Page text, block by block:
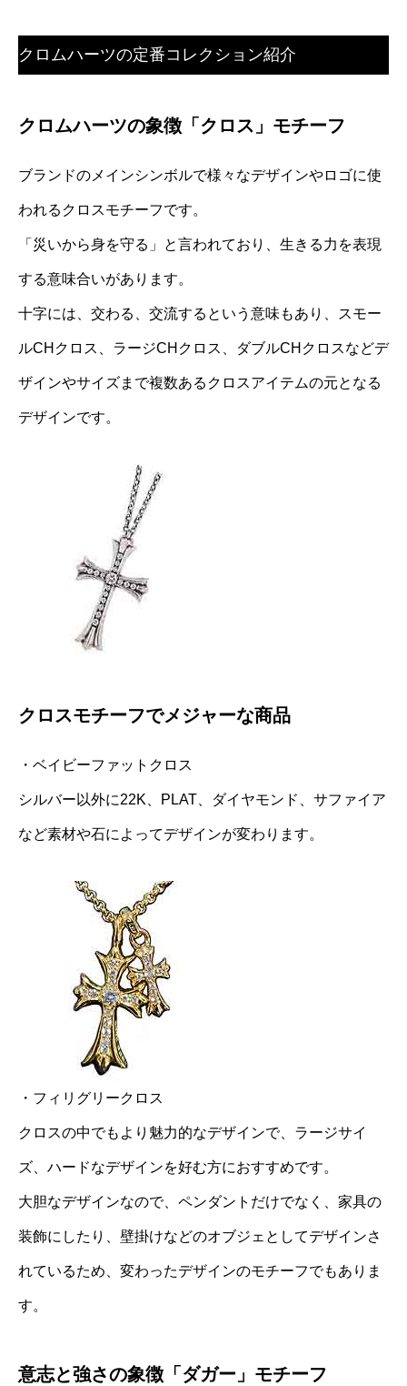
クロムハーツの定番コレクション紹介
クロムハーツの象徴「クロス」モチーフ
ブランドのメインシンボルで様々なデザインやロゴに使
われるクロスモチーフです。
「災いから身を守る」と言われており、生きる力を表現
する意味合いがあります。
十字には、交わる、交流するという意味もあり、スモー
ルCHクロス、ラージCHクロス、ダブルCHクロスなどデ
ザインやサイズまで複数あるクロスアイテムの元となる
デザインです。
クロスモチーフでメジャーな商品
・ベイビーファットクロス
シルバー以外に22K、PLAT、ダイヤモンド、サファイア
など素材や石によってデザインが変わります。
・フィリグリークロス
クロスの中でもより魅力的なデザインで、ラージサイ
ズ、ハードなデザインを好む方におすすめです。
大胆なデザインなので、ペンダントだけでなく、家具の
装飾にしたり、壁掛けなどのオブジェとしてデザインさ
れているため、変わったデザインのモチーフでもありま
す。
意志と強さの象徴「ダガー」モチーフ